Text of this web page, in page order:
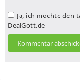
Ja, ich möchte den
DealGott.de